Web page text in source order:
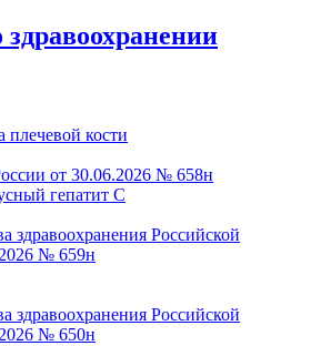
от 30.06.2026 № 658н
здравоохранения Российской
№ 659н
здравоохранения Российской
№ 650н